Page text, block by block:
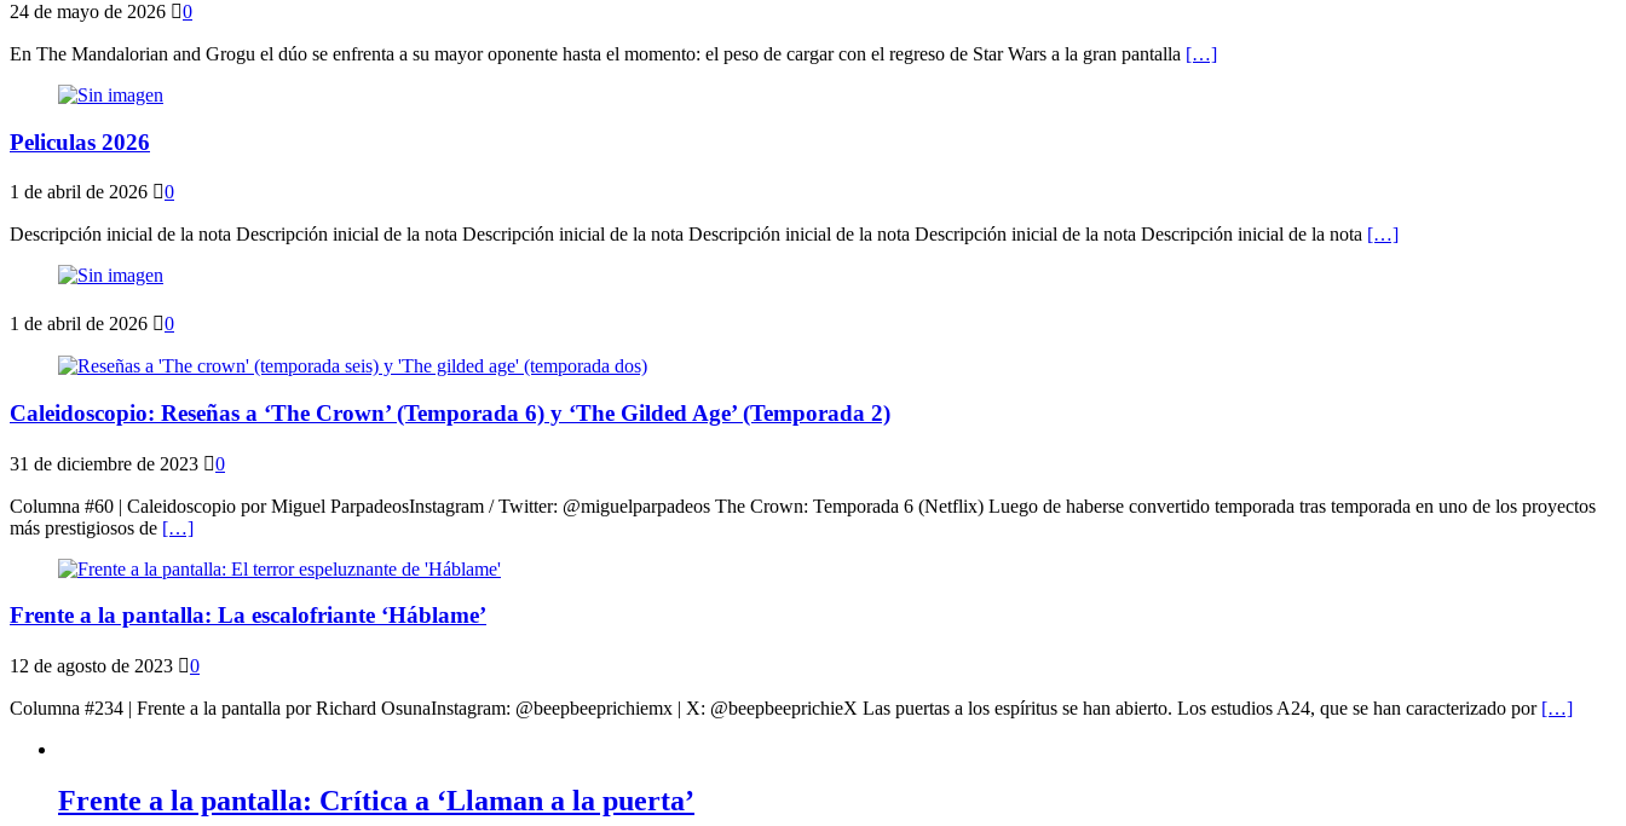
24 de mayo de 2026 0
En The Mandalorian and Grogu el dúo se enfrenta a su mayor oponente hasta el momento: el peso de cargar con el regreso de Star Wars a la gran pantalla […]
Peliculas 2026
1 de abril de 2026 0
Descripción inicial de la nota Descripción inicial de la nota Descripción inicial de la nota Descripción inicial de la nota Descripción inicial de la nota Descripción inicial de la nota […]
1 de abril de 2026 0
Caleidoscopio: Reseñas a ‘The Crown’ (Temporada 6) y ‘The Gilded Age’ (Temporada 2)
31 de diciembre de 2023 0
Columna #60 | Caleidoscopio por Miguel ParpadeosInstagram / Twitter: @miguelparpadeos The Crown: Temporada 6 (Netflix) Luego de haberse convertido temporada tras temporada en uno de los proyectos
más prestigiosos de […]
Frente a la pantalla: La escalofriante ‘Háblame’
12 de agosto de 2023 0
Columna #234 | Frente a la pantalla por Richard OsunaInstagram: @beepbeeprichiemx | X: @beepbeeprichieX Las puertas a los espíritus se han abierto. Los estudios A24, que se han caracterizado por […]
Frente a la pantalla: Crítica a ‘Llaman a la puerta’